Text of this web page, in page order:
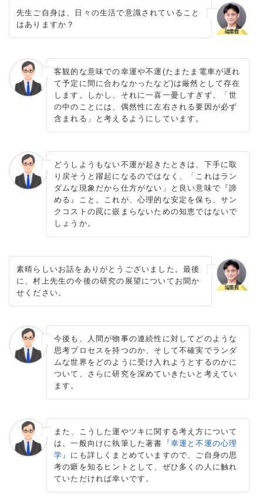
先生ご自身は、日々の生活で意識されていること
はありますか？
客観的な意味での幸運や不運(たまたま電車が遅れ
て予定に間に合わなかったなど)は厳然として存在
します。しかし、それに一喜一憂しすぎず、「世
の中のことには、偶然性に左右される要因が必ず
含まれる」と考えるようにしています。
どうしようもない不運が起きたときは、下手に取
り戻そうと躍起になるのではなく、「これはラン
ダムな現象だから仕方がない」と良い意味で『諦
める』こと。これが、心理的な安定を保ち、サン
クコストの罠に嵌まらないための知恵ではないで
しょうか。
素晴らしいお話をありがとうございました。最後
に、村上先生の今後の研究の展望についてお聞か
せください。
今後も、人間が物事の連続性に対してどのような
思考プロセスを持つのか、そして不確実でランダ
ムな世界をどのように受け入れようとするのかに
ついて、さらに研究を深めていきたいと考えてい
ます。
また、こうした運やツキに関する考え方について
は、一般向けに執筆した著書
『幸運と不運の心理
学』 にも詳しくまとめていますので、ご自身の思
考の癖を知るヒントとして、ぜひ多くの人に触れ
ていただければ幸いです。